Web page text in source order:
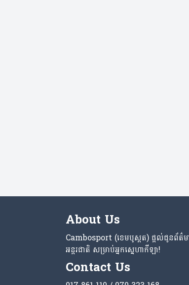
About Us
Cambosport (ខេមបូស្ពត) ផ្តល់ជូនព័ត៌
អន្តរជាតិ សម្រាប់អ្នកស្នេហាកីឡា!
Contact Us